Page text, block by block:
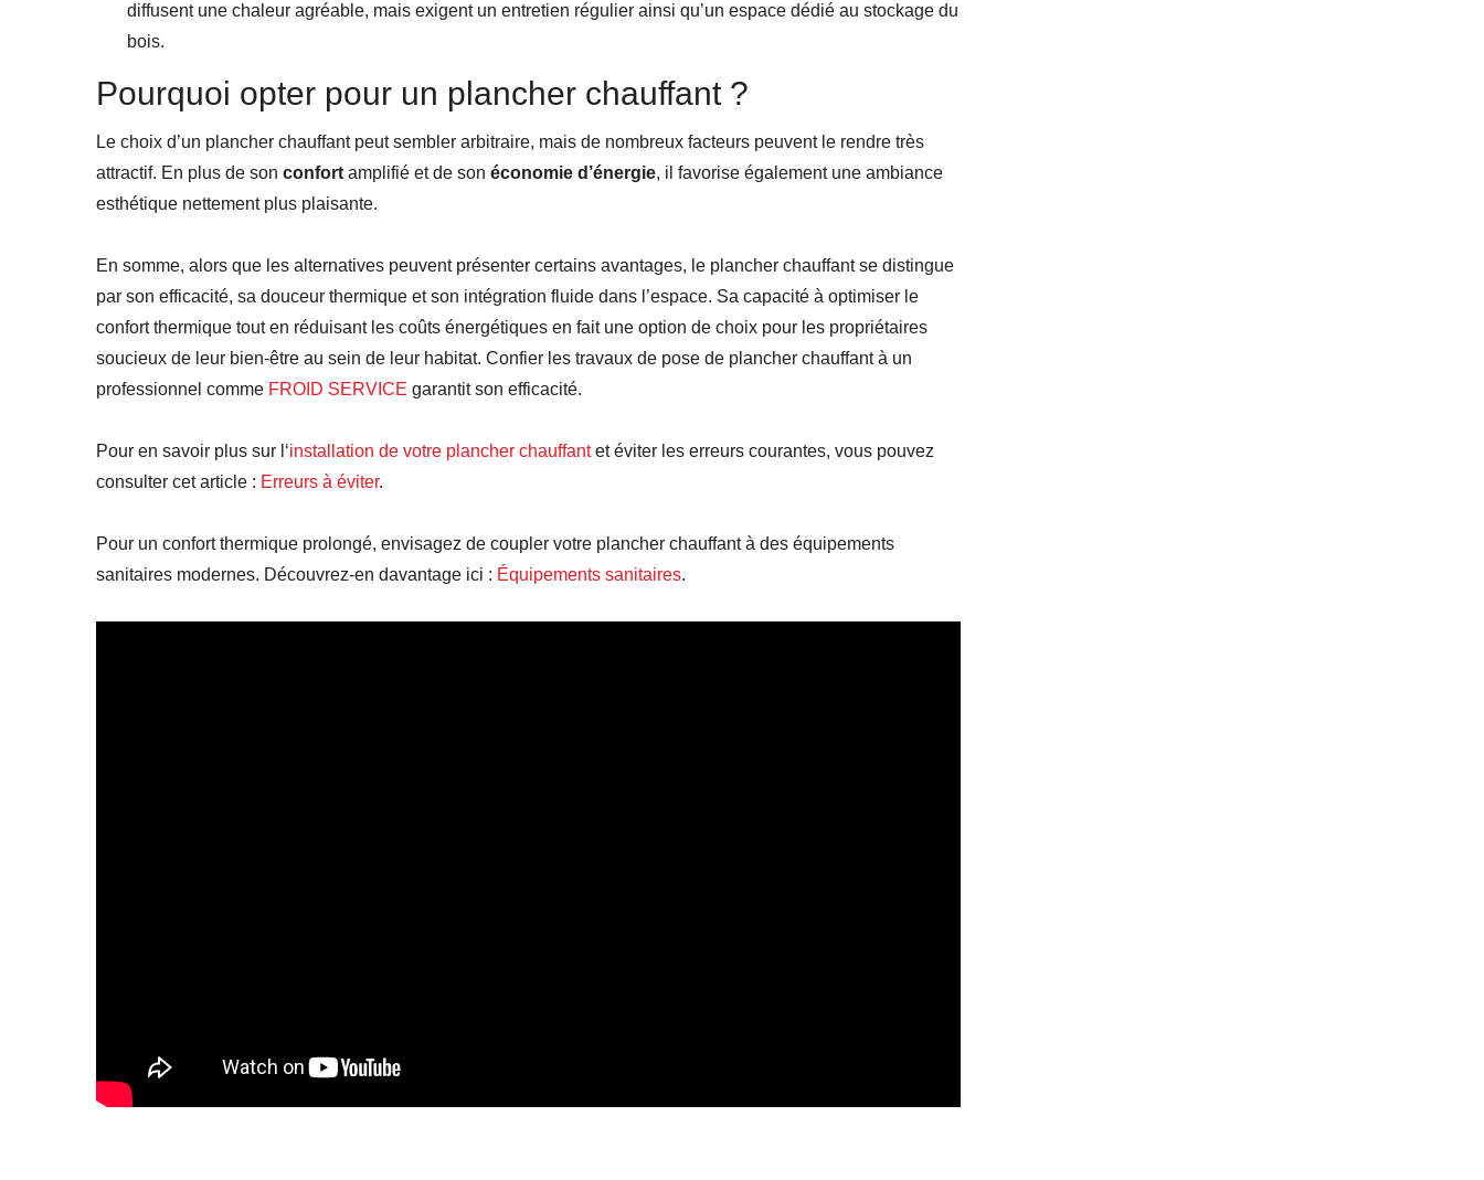
diffusent une chaleur agréable, mais exigent un entretien régulier ainsi qu’un espace dédié au stockage du
bois.
Pourquoi opter pour un plancher chauffant ?
Le choix d’un plancher chauffant peut sembler arbitraire, mais de nombreux facteurs peuvent le rendre très
attractif. En plus de son confort amplifié et de son économie d’énergie, il favorise également une ambiance
esthétique nettement plus plaisante.
En somme, alors que les alternatives peuvent présenter certains avantages, le plancher chauffant se distingue
par son efficacité, sa douceur thermique et son intégration fluide dans l’espace. Sa capacité à optimiser le
confort thermique tout en réduisant les coûts énergétiques en fait une option de choix pour les propriétaires
soucieux de leur bien-être au sein de leur habitat. Confier les travaux de pose de plancher chauffant à un
professionnel comme FROID SERVICE garantit son efficacité.
Pour en savoir plus sur l‘installation de votre plancher chauffantet éviter les erreurs courantes, vous pouvez
consulter cet article : Erreurs à éviter.
Pour un confort thermique prolongé, envisagez de coupler votre plancher chauffant à des équipements
sanitaires modernes. Découvrez-en davantage ici : Équipements sanitaires.